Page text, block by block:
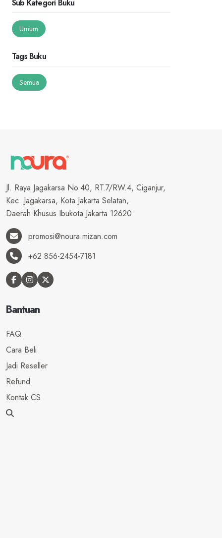
Sub Kategori Buku
Umum
Tags Buku
Semua
Jl. Raya Jagakarsa No.40, RT.7/RW.4, Ciganjur,
Kec. Jagakarsa, Kota Jakarta Selatan,
Daerah Khusus Ibukota Jakarta 12620
promosi@noura.mizan.com
+62 856-2454-7181
Bantuan
FAQ
Cara Beli
Jadi Reseller
Refund
Kontak CS